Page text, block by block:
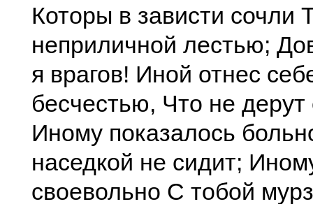
Которы в зависти сочли
неприличной лестью;
я врагов! Иной отнес
бесчестью, Что не дерут
Иному показалось
наседкой не сидит;
своевольно С тобой